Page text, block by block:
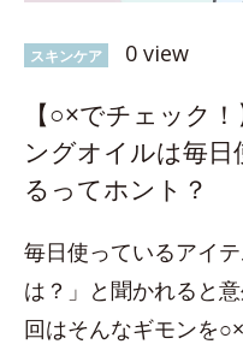
スキンケア 0 view
【○×でチェック
ングオイルは毎
るってホント？
毎日使っているアイ
は？」と聞かれると
回はそんなギモンを